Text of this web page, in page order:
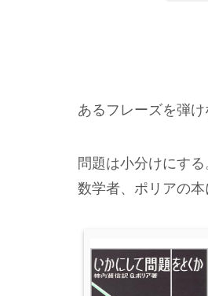
あるフレーズを弾
問題は小分けにする
数学者、ポリアの本